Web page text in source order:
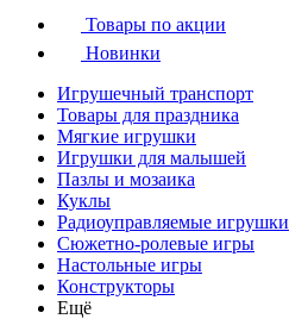
Товары по акции
Новинки
Игрушечный транспорт
Товары для праздника
Мягкие игрушки
Игрушки для малышей
Пазлы и мозаика
Куклы
Радиоуправляемые игрушки
Сюжетно-ролевые игры
Настольные игры
Конструкторы
Ещё